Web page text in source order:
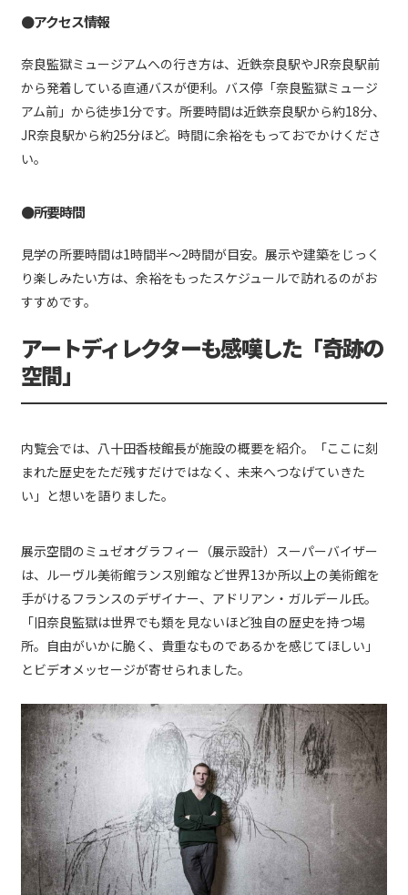
●アクセス情報
奈良監獄ミュージアムへの行き方は、近鉄奈良駅やJR奈良駅前
から発着している直通バスが便利。バス停「奈良監獄ミュージ
アム前」から徒歩1分です。所要時間は近鉄奈良駅から約18分、
JR奈良駅から約25分ほど。時間に余裕をもっておでかけくださ
い。
●所要時間
見学の所要時間は1時間半〜2時間が目安。展示や建築をじっく
り楽しみたい方は、余裕をもったスケジュールで訪れるのがお
すすめです。
アートディレクターも感嘆した「奇跡の
空間」
内覧会では、八十田香枝館長が施設の概要を紹介。「ここに刻
まれた歴史をただ残すだけではなく、未来へつなげていきた
い」と想いを語りました。
展示空間のミュゼオグラフィー（展示設計）スーパーバイザー
は、ルーヴル美術館ランス別館など世界13か所以上の美術館を
手がけるフランスのデザイナー、アドリアン・ガルデール氏。
「旧奈良監獄は世界でも類を見ないほど独自の歴史を持つ場
所。自由がいかに脆く、貴重なものであるかを感じてほしい」
とビデオメッセージが寄せられました。